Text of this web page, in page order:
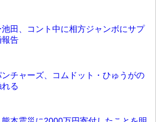
池田、コント中に相方ジャンボにサプ
報告
ンチャーズ、コムドット・ひゅうがの
る